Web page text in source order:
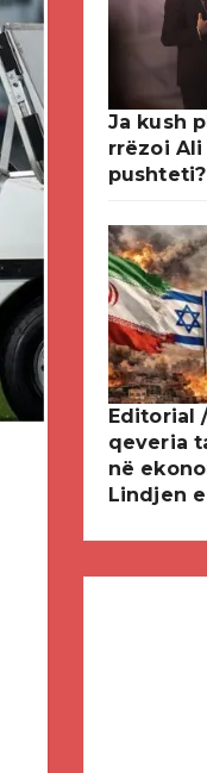
Ja kush
rrëzoi
pushteti?
Editorial
qeveria
në
Lindjen